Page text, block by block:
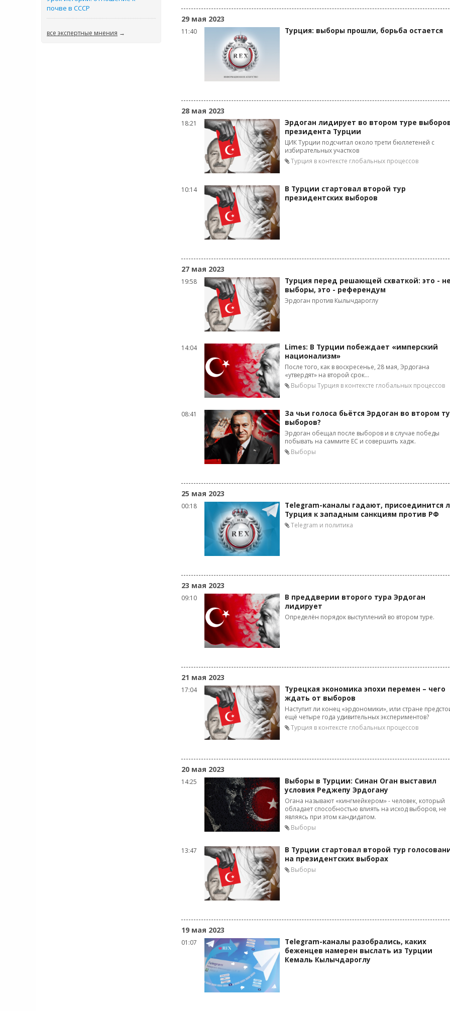
почве в СССР
все экспертные мнения →
29 мая 2023
11:40 Турция: выборы прошли, борьба остается
28 мая 2023
18:21
Эрдоган лидирует во втором туре
президента Турции
ЦИК Турции подсчитал около трети бюллетеней с
избирательных участков
Турция в контексте глобальных процессов
10:14
В Турции стартовал второй тур
президентских выборов
27 мая 2023
19:58
Турция перед решающей схваткой: это -
выборы, это - референдум
Эрдоган против Кылычдароглу
14:04
Limes: В Турции побеждает «имперский
национализм»
После того, как в воскресенье, 28 мая, Эрдогана
«утвердят» на второй срок...
Выборы Турция в контексте глобальных процессов
08:41
За чьи голоса бьётся Эрдоган во втором
выборов?
Эрдоган обещал после выборов и в случае победы
побывать на саммите ЕС и совершить хадж.
Выборы
25 мая 2023
00:18
Telegram-каналы гадают, присоединится
Турция к западным санкциям против РФ
Telegram и политика
23 мая 2023
09:10
В преддверии второго тура Эрдоган
лидирует
Определён порядок выступлений во втором туре.
21 мая 2023
17:04
Турецкая экономика эпохи перемен – чего
ждать от выборов
Наступит ли конец «эрдономики», или стране
ещё четыре года удивительных экспериментов?
Турция в контексте глобальных процессов
20 мая 2023
14:25
Выборы в Турции: Синан Оган выставил
условия Реджепу Эрдогану
Огана называют «кингмейкером» - человек, который
обладает способностью влиять на исход выборов, не
являясь при этом кандидатом.
Выборы
13:47
В Турции стартовал второй тур
на президентских выборах
Выборы
19 мая 2023
01:07
Telegram-каналы разобрались, каких
беженцев намерен выслать из Турции
Кемаль Кылычдароглу